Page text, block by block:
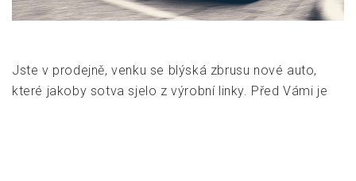
Jste v prodejně, venku se blýská zbrusu nové auto,
které jakoby sotva sjelo z výrobní linky. Před Vámi je